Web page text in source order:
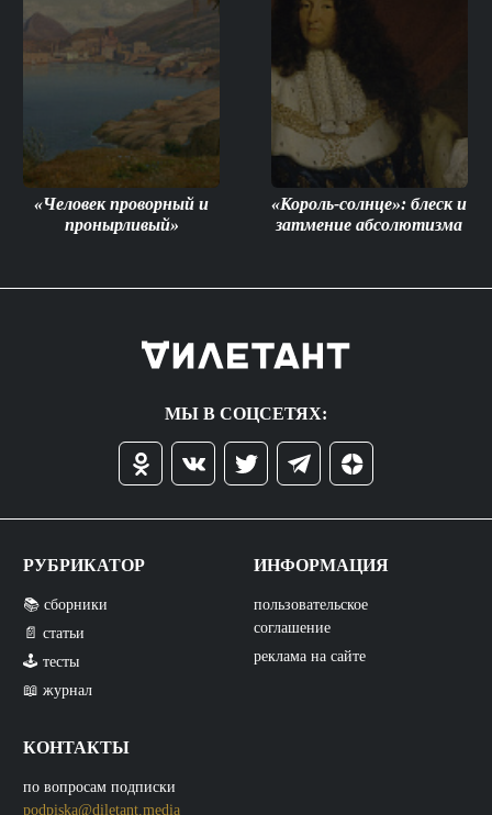
«Человек проворный и
пронырливый»
«Король-солнце»: блеск и
затмение абсолютизма
МЫ В СОЦСЕТЯХ:
РУБРИКАТОР
📚 сборники
📄 статьи
🕹️ тесты
📖 журнал
КОНТАКТЫ
по вопросам подписки
podpiska@diletant.media
ИНФОРМАЦИЯ
пользовательское
соглашение
реклама на сайте